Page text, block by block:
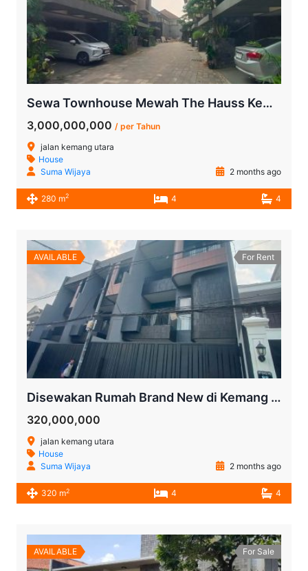
Sewa Townhouse Mewah The Hauss Kemang | 4 Kamar Tidur, Semi Furnished, Lokasi Premium
3,000,000,000 / per Tahun
jalan kemang utara
House
Suma Wijaya
2 months ago
280 m2 4 4
AVAILABLE For Rent
Disewakan Rumah Brand New di Kemang Jakarta Selatan | 4+2 Kamar Tidur, Fully Furnished, 3 Lantai + Rooftop
320,000,000
jalan kemang utara
House
Suma Wijaya
2 months ago
320 m2 4 4
AVAILABLE For Sale